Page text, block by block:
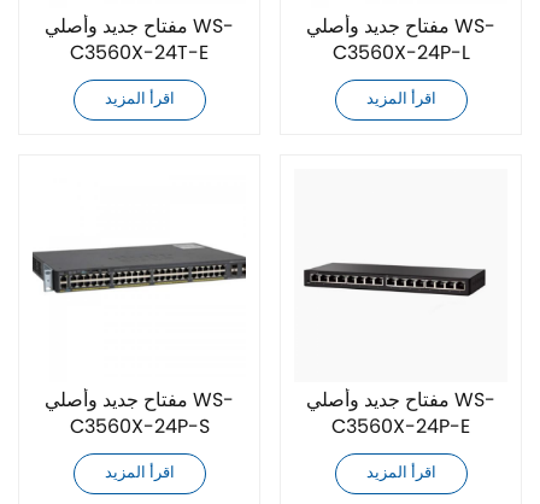
مفتاح جديد وأصلي WS-
C3560X-24T-E
اقرأ المزيد
مفتاح جديد وأصلي WS-
C3560X-24P-L
اقرأ المزيد
مفتاح جديد وأصلي WS-
C3560X-24P-S
اقرأ المزيد
مفتاح جديد وأصلي WS-
C3560X-24P-E
اقرأ المزيد